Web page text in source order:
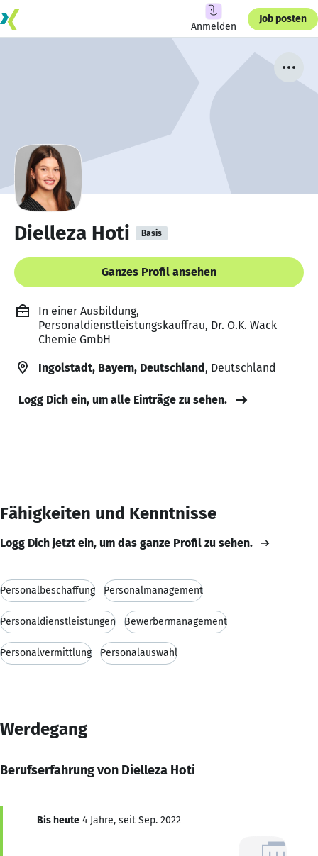
Anmelden
Job posten
Dielleza Hoti Basis
Ganzes Profil ansehen
In einer Ausbildung,
Personaldienstleistungskauffrau, Dr. O.K. Wack
Chemie GmbH
Ingolstadt, Bayern, Deutschland, Deutschland
Logg Dich ein, um alle Einträge zu sehen.
Fähigkeiten und Kenntnisse
Logg Dich jetzt ein, um das ganze Profil zu sehen.
Personalbeschaffung Personalmanagement
Personaldienstleistungen Bewerbermanagement
Personalvermittlung Personalauswahl
Werdegang
Berufserfahrung von Dielleza Hoti
Bis heute 4 Jahre, seit Sep. 2022